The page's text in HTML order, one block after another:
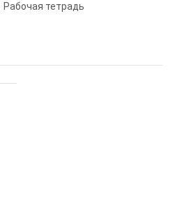
Рабочая тетрадь